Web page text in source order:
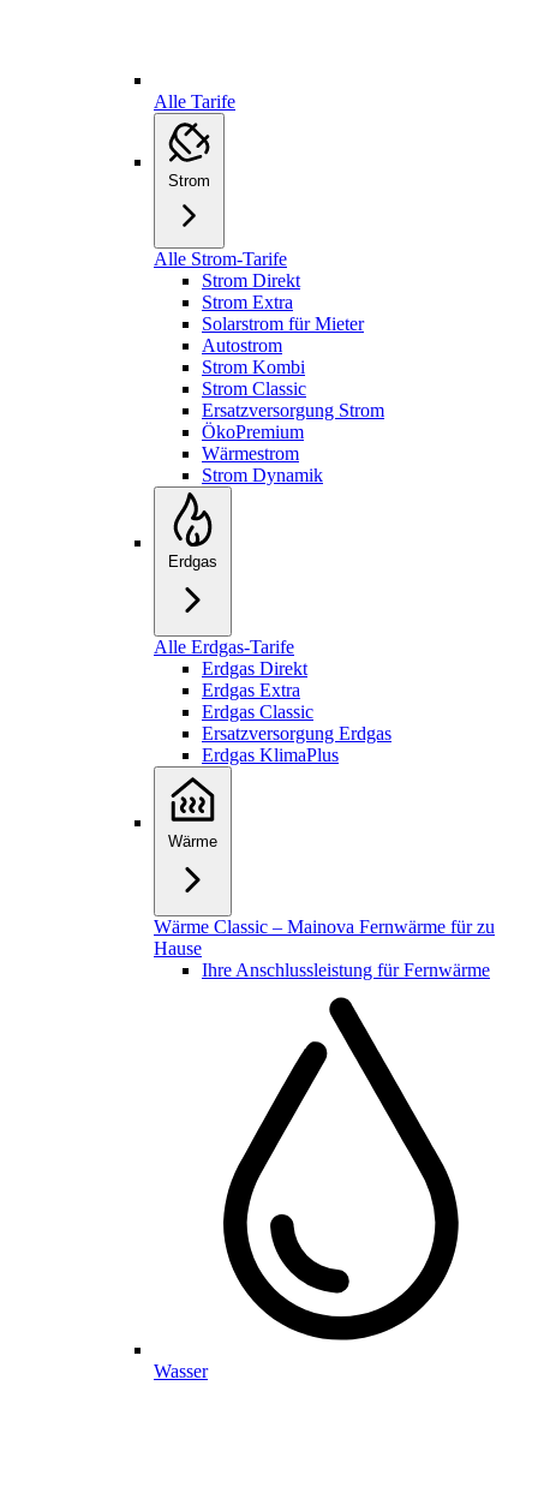
Alle Tarife
Strom
Alle Strom-Tarife
Strom Direkt
Strom Extra
Solarstrom für Mieter
Autostrom
Strom Kombi
Strom Classic
Ersatzversorgung Strom
ÖkoPremium
Wärmestrom
Strom Dynamik
Erdgas
Alle Erdgas-Tarife
Erdgas Direkt
Erdgas Extra
Erdgas Classic
Ersatzversorgung Erdgas
Erdgas KlimaPlus
Wärme
Wärme Classic – Mainova Fernwärme für zu
Hause
Ihre Anschlussleistung für Fernwärme
Wasser